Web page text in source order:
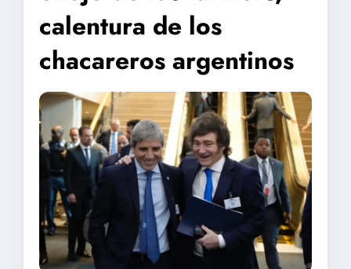
calentura de los
chacareros argentinos